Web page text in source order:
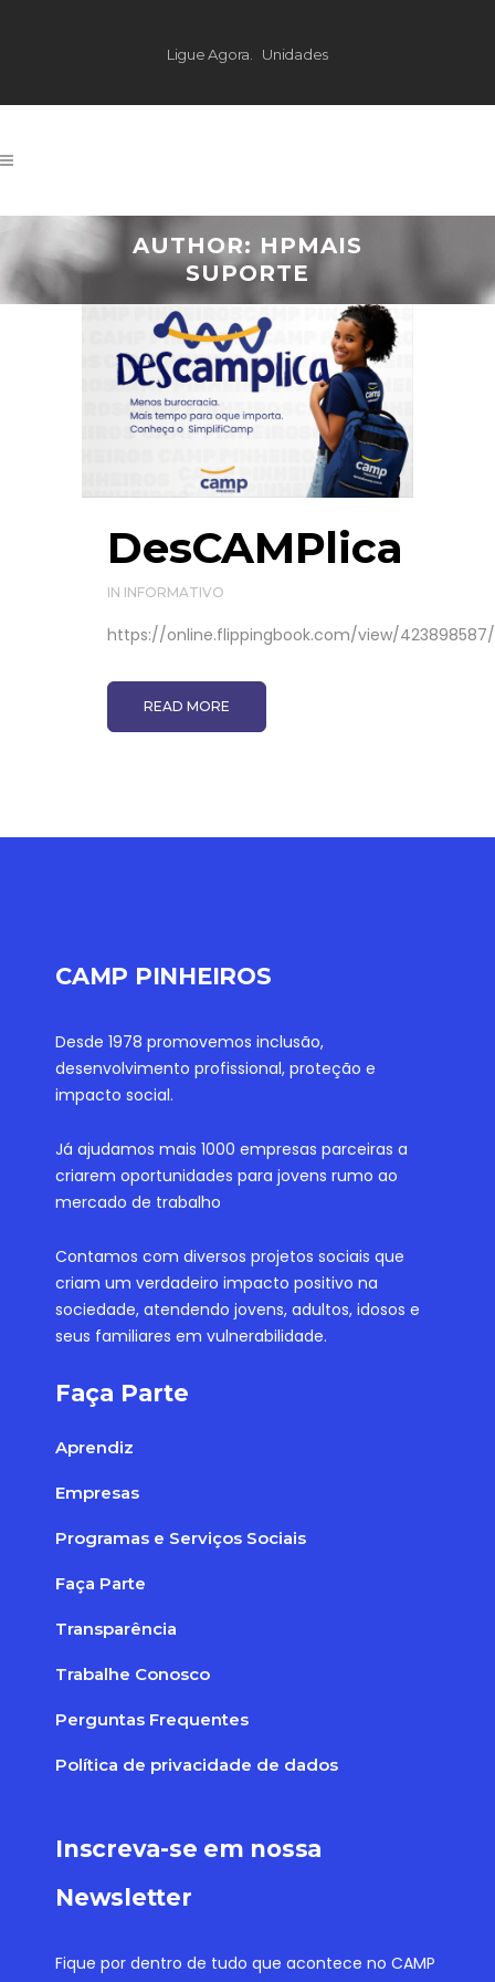
Ligue Agora. Unidades
AUTHOR: HPMAIS
SUPORTE
DesCAMPlica
IN INFORMATIVO
https://online.flippingbook.com/view/423898587/
READ MORE
CAMP PINHEIROS
Desde 1978 promovemos inclusão,
desenvolvimento profissional, proteção e
impacto social.
Já ajudamos mais 1000 empresas parceiras a
criarem oportunidades para jovens rumo ao
mercado de trabalho
Contamos com diversos projetos sociais que
criam um verdadeiro impacto positivo na
sociedade, atendendo jovens, adultos, idosos e
seus familiares em vulnerabilidade.
Faça Parte
Aprendiz
Empresas
Programas e Serviços Sociais
Faça Parte
Transparência
Trabalhe Conosco
Perguntas Frequentes
Política de privacidade de dados
Inscreva-se em nossa
Newsletter
Fique por dentro de tudo que acontece no CAMP